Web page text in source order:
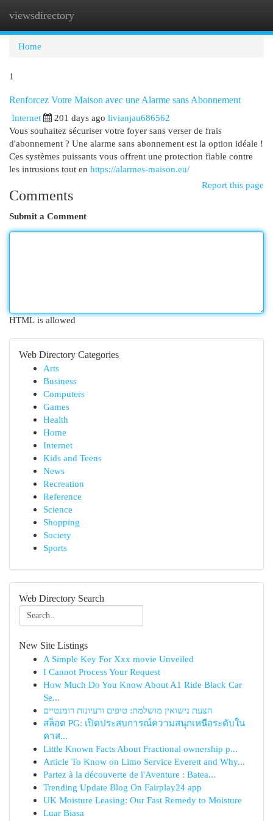
viewsdirectory
Home
1
Renforcez Votre Maison avec une Alarme sans Abonnement
Internet
201 days ago livianjau686562
Vous souhaitez sécuriser votre foyer sans verser de frais
d'abonnement ? Une alarme sans abonnement est la option idéale !
Ces systèmes puissants vous offrent une protection fiable contre
les intrusions tout en https://alarmes-maison.eu/
Report this page
Comments
Submit a Comment
HTML is allowed
Web Directory Categories
Arts
Business
Computers
Games
Health
Home
Internet
Kids and Teens
News
Recreation
Reference
Science
Shopping
Society
Sports
Web Directory Search
New Site Listings
A Simple Key For Xxx movie Unveiled
I Cannot Process Your Request
How Much Do You Know About A1 Ride Black Car
Se...
הצעת נישואין מושלמת: טיפים ורעיונות רומנטיים
สล็อต PG: เปิดประสบการณ์ความสนุกเหนือระดับใน
คาส...
Little Known Facts About Fractional ownership p...
Article To Know on Limo Service Everett and Why...
Partez à la découverte de l'Aventure : Batea...
Trending Update Blog On Fairplay24 app
UK Moisture Leasing: Our Fast Remedy to Moisture
Luar Biasa